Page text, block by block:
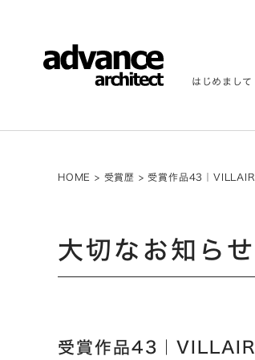
はじめまして
HOME > 受賞歴 > 受賞作品43｜VILLAIR
大切なお知らせ
受賞作品43｜VILLAIR